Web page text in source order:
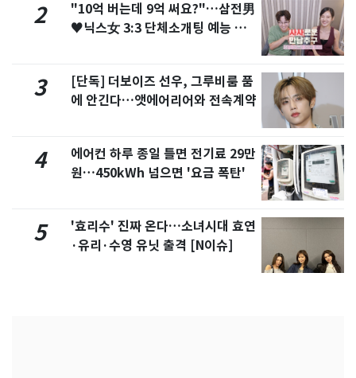
2
"10억 버는데 9억 써요?"…삼전男
♥닉스女 3:3 단체소개팅 예능 화
3
[단독] 더보이즈 선우, 그루비룸 품
에 안긴다…앳에어리어와 전속계약
4
에어컨 하루 종일 틀면 전기료 29만
원…450kWh 넘으면 '요금 폭탄'
5
'효리수' 진짜 온다…소녀시대 효연
·유리·수영 유닛 출격 [N이슈]